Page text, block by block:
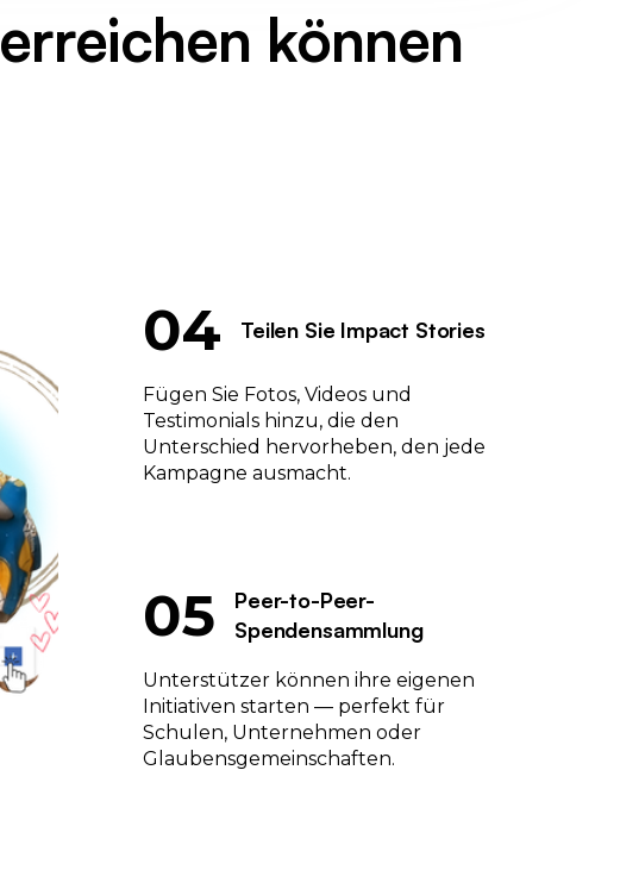
erreichen können
04 Teilen Sie Impact Stories
Fügen Sie Fotos, Videos und
Testimonials hinzu, die den
Unterschied hervorheben, den jede
Kampagne ausmacht.
05
Peer-to-Peer-
Spendensammlung
Unterstützer können ihre eigenen
Initiativen starten — perfekt für
Schulen, Unternehmen oder
Glaubensgemeinschaften.